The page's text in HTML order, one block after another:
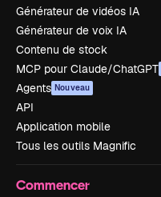
Générateur de vidéos IA
Générateur de voix IA
Contenu de stock
MCP pour Claude/ChatGPT
Agents Nouveau
API
Application mobile
Tous les outils Magnific
Commencer